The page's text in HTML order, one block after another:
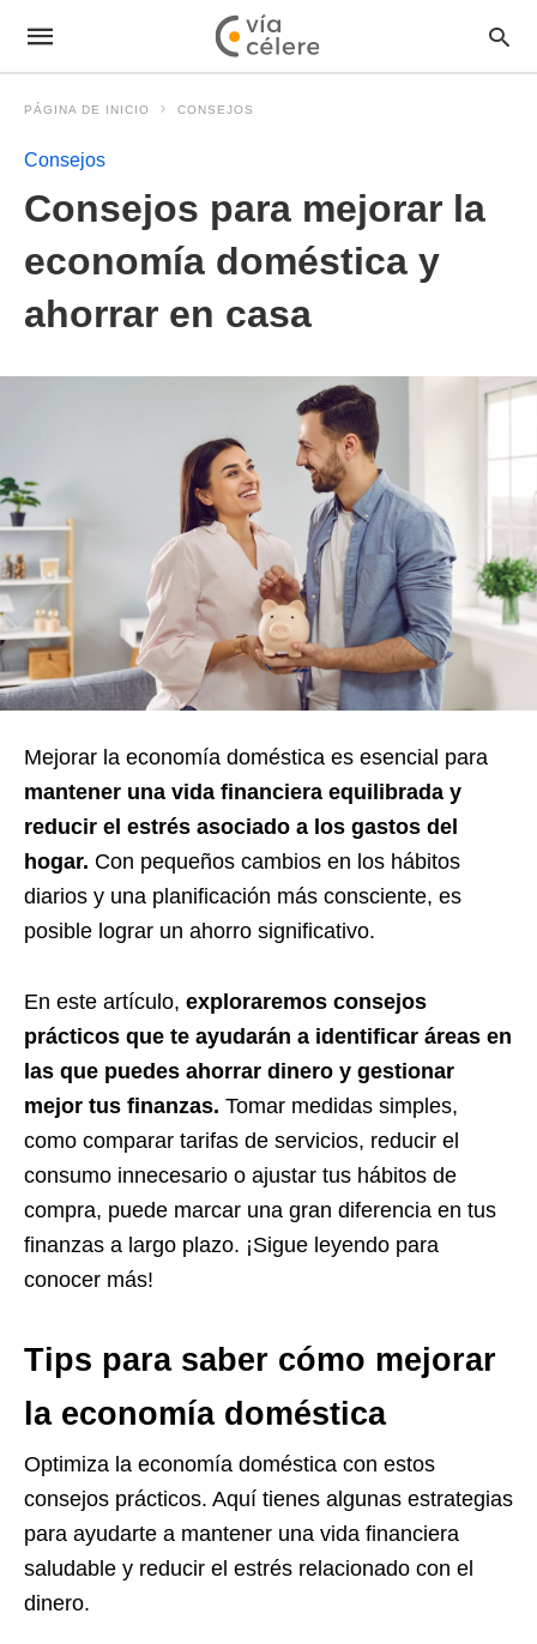
PÁGINA DE INICIO CONSEJOS
Consejos
Consejos para mejorar la
economía doméstica y
ahorrar en casa
Mejorar la economía doméstica es esencial para
mantener una vida financiera equilibrada y
reducir el estrés asociado a los gastos del
hogar. Con pequeños cambios en los hábitos
diarios y una planificación más consciente, es
posible lograr un ahorro significativo.
En este artículo, exploraremos consejos
prácticos que te ayudarán a identificar áreas en
las que puedes ahorrar dinero y gestionar
mejor tus finanzas. Tomar medidas simples,
como comparar tarifas de servicios, reducir el
consumo innecesario o ajustar tus hábitos de
compra, puede marcar una gran diferencia en tus
finanzas a largo plazo. ¡Sigue leyendo para
conocer más!
Tips para saber cómo mejorar
la economía doméstica
Optimiza la economía doméstica con estos
consejos prácticos. Aquí tienes algunas estrategias
para ayudarte a mantener una vida financiera
saludable y reducir el estrés relacionado con el
dinero.